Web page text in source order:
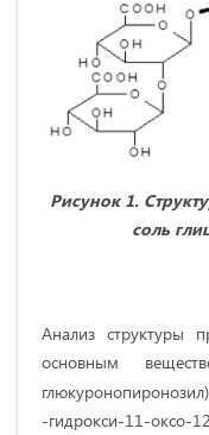
Рисунок 1.
соль
Анализ структуры
основным
-гидрокси-11-оксо-